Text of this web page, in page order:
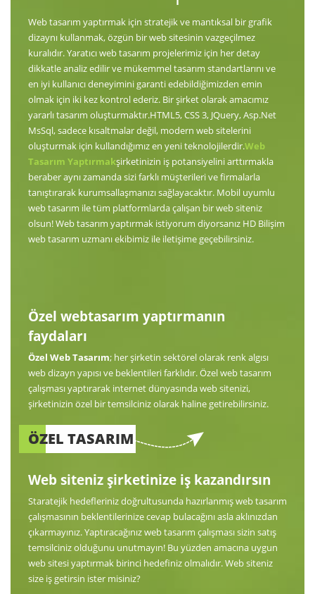
Web tasarım yaptırmak için stratejik ve mantıksal bir grafik
dizaynı kullanmak, özgün bir web sitesinin vazgeçilmez
kuralıdır. Yaratıcı web tasarım projelerimiz için her detay
dikkatle analiz edilir ve mükemmel tasarım standartlarını ve
en iyi kullanıcı deneyimini garanti edebildiğimizden emin
olmak için iki kez kontrol ederiz. Bir şirket olarak amacımız
yararlı tasarım oluşturmaktır.HTML5, CSS 3, JQuery, Asp.Net
MsSql, sadece kısaltmalar değil, modern web sitelerini
oluşturmak için kullandığımız en yeni teknolojilerdir.Web
Tasarım Yaptırmakşirketinizin iş potansiyelini arttırmakla
beraber aynı zamanda sizi farklı müşterileri ve firmalarla
tanıştırarak kurumsallaşmanızı sağlayacaktır. Mobil uyumlu
web tasarım ile tüm platformlarda çalışan bir web siteniz
olsun! Web tasarım yaptırmak istiyorum diyorsanız HD Bilişim
web tasarım uzmanı ekibimiz ile iletişime geçebilirsiniz.
Özel webtasarım yaptırmanın
faydaları
Özel Web Tasarım; her şirketin sektörel olarak renk algısı
web dizayn yapısı ve beklentileri farklıdır. Özel web tasarım
çalışması yaptırarak internet dünyasında web sitenizi,
şirketinizin özel bir temsilciniz olarak haline getirebilirsiniz.
ÖZEL TASARIM
Web siteniz şirketinize iş kazandırsın
Staratejik hedefleriniz doğrultusunda hazırlanmış web tasarım
çalışmasının beklentilerinize cevap bulacağını asla aklınızdan
çıkarmayınız. Yaptıracağınız web tasarım çalışması sizin satış
temsilciniz olduğunu unutmayın! Bu yüzden amacına uygun
web sitesi yaptırmak birinci hedefiniz olmalıdır. Web siteniz
size iş getirsin ister misiniz?